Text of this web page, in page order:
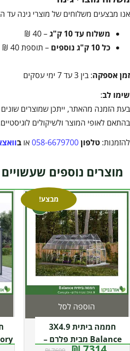
אנו מבצעים משלוחים של מוצרי גינה עד
משלוח עד 10 ק"ג
– 40 ₪
כל 10 ק"ג נוספים
– תוספת 40 ₪
זמן אספקה: בין 3 עד 7 ימי עסקים
שימו לב:
בעת הזמנה מהאתר, ייתכן שמוצרים
בהתאם לאופי המוצר ולשיקולים
להזמנות: טלפון058-6679700או ב
מוצרים נוספים שעשויים
מבצע!
חממה ביתית 3X4.9
Balance מבית פלרם –
הוספה לסל